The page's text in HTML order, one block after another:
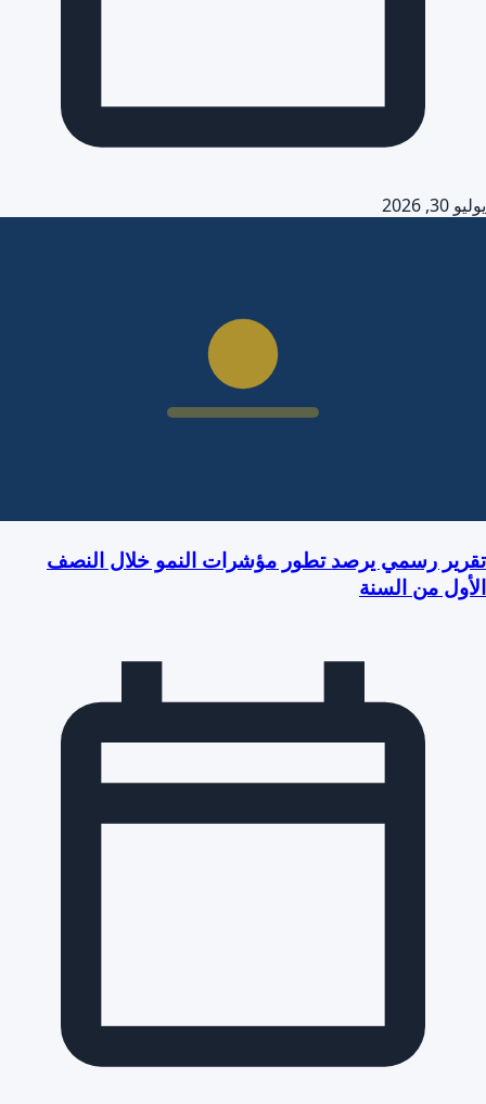
يوليو 30, 2026
تقرير رسمي يرصد تطور مؤشرات النمو خلال النصف
الأول من السنة